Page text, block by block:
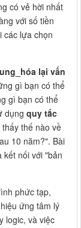
có vẻ hời nhất
với số tiền
các lựa chọn
lại vấn
gì bạn có thể
gì bạn có thể
dụng quy tắc
thế nào về
10 năm?". Bài
kết nối với "bản
phức tạp,
ứng tâm lý
logic, và việc